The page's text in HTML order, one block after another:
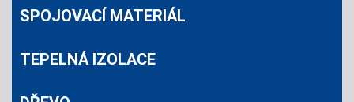
SPOJOVACÍ MATERIÁL
TEPELNÁ IZOLACE